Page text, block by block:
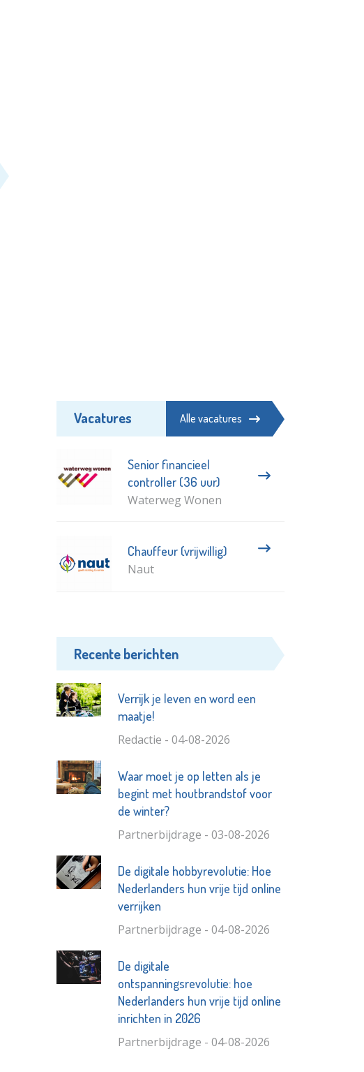
Vacatures Alle vacatures
Senior financieel
controller (36 uur)
Waterweg Wonen
Chauffeur (vrijwillig)
Naut
Recente berichten
Verrijk je leven en word een
maatje!
Redactie - 04-08-2026
Waar moet je op letten als je
begint met houtbrandstof voor
de winter?
Partnerbijdrage - 03-08-2026
De digitale hobbyrevolutie: Hoe
Nederlanders hun vrije tijd online
verrijken
Partnerbijdrage - 04-08-2026
De digitale
ontspanningsrevolutie: hoe
Nederlanders hun vrije tijd online
inrichten in 2026
Partnerbijdrage - 04-08-2026